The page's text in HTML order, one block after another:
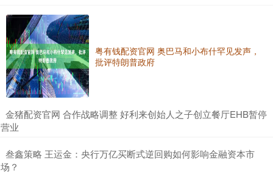
粤有钱配资官网 奥巴马和小布什罕见发声，
批评特朗普政府
​金猪配资官网 合作战略调整 好利来创始人之子创立餐厅EHB暂停
营业
​叁鑫策略 王运金：央行万亿买断式逆回购如何影响金融资本市
场？